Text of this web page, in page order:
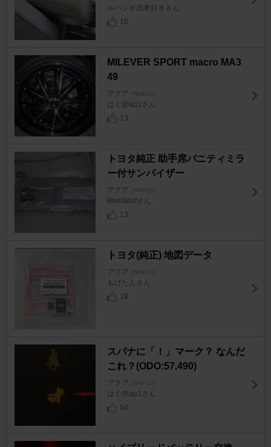
ルパン＠洗車好きさん
10
MILEVER SPORT macro MA3
49
アクア [NHP10]
はぐ@ap1さん
13
トヨタ純正 助手席バニティミラ
ー付サンバイザー
アクア [NHP10]
BeioWolfさん
13
トヨタ(純正) 地図データ
アクア [NHP10]
もげたんさん
18
スパナに「！」マーク？ なんだ
これ？(ODO:57,490)
アクア [NHP10]
はぐ@ap1さん
54